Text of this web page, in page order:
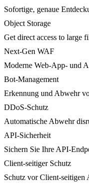
Sofortige, genaue
Object Storage
Get direct access to large
Next-Gen WAF
Moderne Web-App- und
Bot-Management
Erkennung und Abwehr
DDoS-Schutz
Automatische Abwehr
API-Sicherheit
Sichern Sie Ihre API-
Client-seitiger Schutz
Schutz vor Client-seitigen